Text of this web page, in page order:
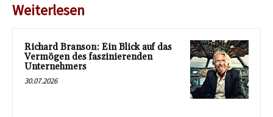
Weiterlesen
Richard Branson: Ein Blick auf das
Vermögen des faszinierenden
Unternehmers
30.07.2026